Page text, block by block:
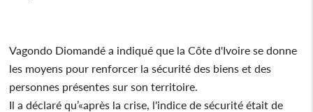
Vagondo Diomandé a indiqué que la Côte d'Ivoire se donne
les moyens pour renforcer la sécurité des biens et des
personnes présentes sur son territoire.
Il a déclaré qu’«après la crise, l'indice de sécurité était de